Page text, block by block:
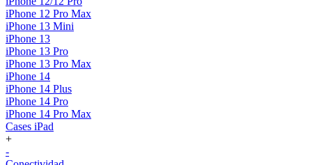
iPhone 12 Pro Max
iPhone 13 Mini
iPhone 13
iPhone 13 Pro
iPhone 13 Pro Max
iPhone 14
iPhone 14 Plus
iPhone 14 Pro
iPhone 14 Pro Max
Cases iPad
+
-